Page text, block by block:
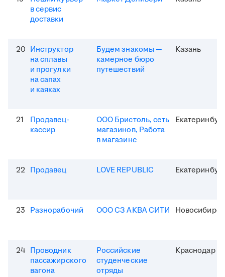
в сервис
доставки
20 Инструктор
на сплавы
и прогулки
на сапах
и каяках
Будем знакомы —
камерное бюро
путешествий
Казань
21
Продавец-
кассир
ООО Бристоль, сеть
магазинов, Работа
в магазине
22 Продавец LOVE REPUBLIC
23 Разнорабочий ООО СЗ АКВА СИТИ Новосибирск
24 Проводник
пассажирского
вагона
Российские
студенческие
отряды
Краснодар